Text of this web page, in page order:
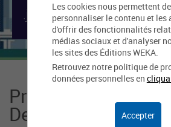
Les cookies nous permettent de
personnaliser le contenu et les
d'offrir des fonctionnalités
médias sociaux et d'analyser
les sites des Éditions WEKA.
Retrouvez notre politique de
données personnelles en
Accepter
Mairie de
Présentation Mairie
Dettwiller